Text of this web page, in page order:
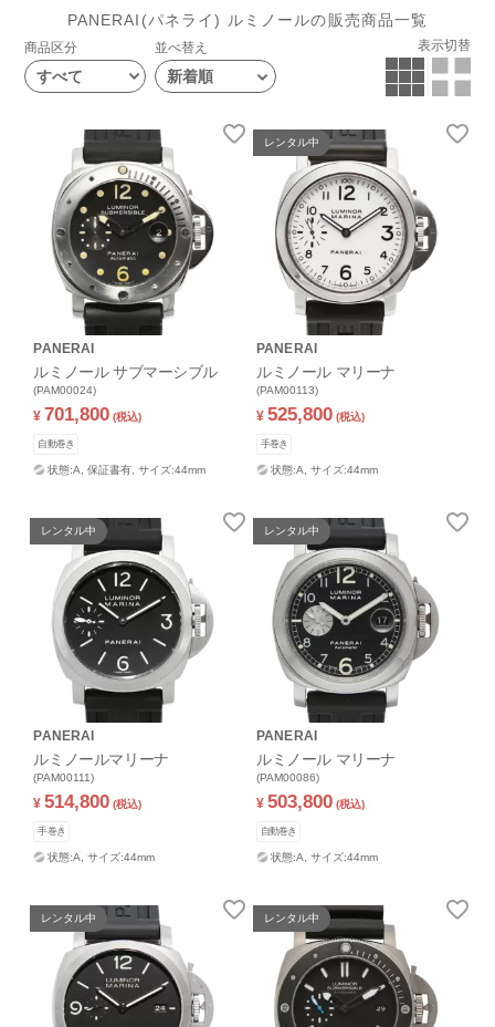
PANERAI(パネライ) ルミノールの販売商品一覧
商品区分
すべて
並べ替え 表示切替
PANERAI
ルミノール サブマーシブル
(PAM00024)
¥ 701,800 (税込)
自動巻き
状態:A, 保証書有, サイズ:44mm
レンタル中
PANERAI
ルミノール マリーナ
(PAM00113)
¥525,800 (税込)
手巻き
状態:A, サイズ:44mm
レンタル中
PANERAI
ルミノールマリーナ
(PAM00111)
¥514,800 (税込)
手巻き
状態:A, サイズ:44mm
レンタル中
PANERAI
ルミノール マリーナ
(PAM00086)
¥503,800 (税込)
自動巻き
状態:A, サイズ:44mm
レンタル中 レンタル中